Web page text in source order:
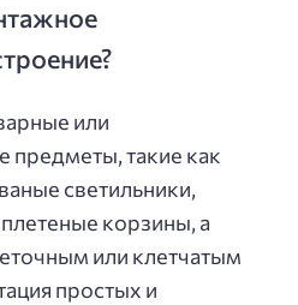
или
предметы, такие как
светильники,
корзины, а
или клетчатым
простых и